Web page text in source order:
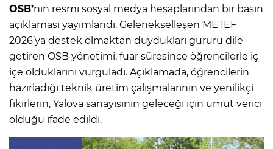
OSB’nin resmi sosyal medya hesaplarından bir basın
açıklaması yayımlandı. Gelenekselleşen METEF
2026’ya destek olmaktan duydukları gururu dile
getiren OSB yönetimi, fuar süresince öğrencilerle iç
içe olduklarını vurguladı. Açıklamada, öğrencilerin
hazırladığı teknik üretim çalışmalarının ve yenilikçi
fikirlerin, Yalova sanayisinin geleceği için umut verici
olduğu ifade edildi.